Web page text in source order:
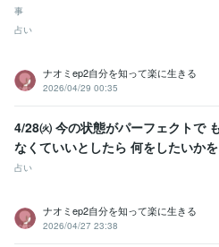
事
占い
ナオミep2自分を知って楽に生きる
2026/04/29 00:35
4/28㈫ 今の状態がパーフェクトで
なくていいとしたら 何をしたいか
占い
ナオミep2自分を知って楽に生きる
2026/04/27 23:38